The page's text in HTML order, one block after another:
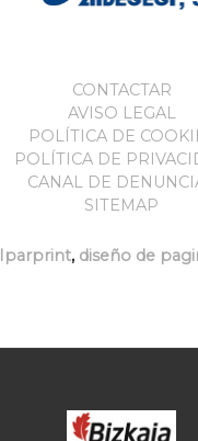
CONTACTAR
AVISO LEGAL
POLÍTICA DE
POLÍTICA DE
CANAL DE
SITEMAP
Iparprint, diseño de